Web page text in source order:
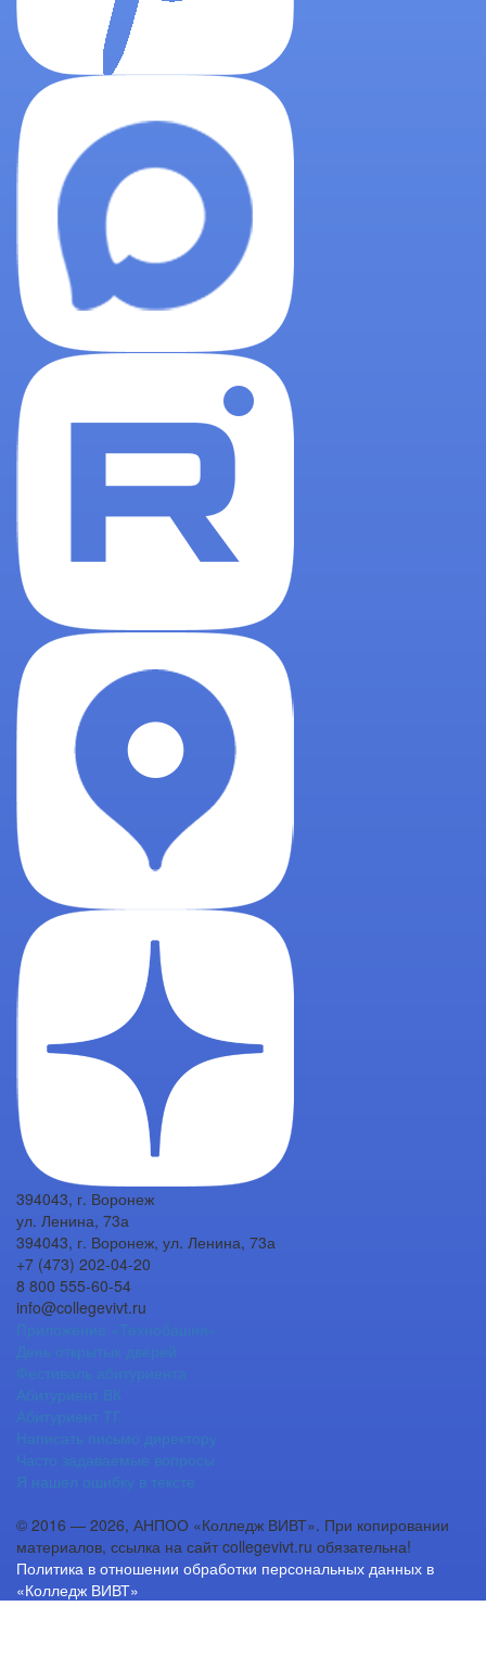
394043, г. Воронеж
ул. Ленина, 73а
394043, г. Воронеж, ул. Ленина, 73а
+7 (473) 202-04-20
8 800 555-60-54
info@collegevivt.ru
Приложение «Технобашня»
День открытых дверей
Фестиваль абитуриента
Абитуриент ВК
Абитуриент ТГ
Написать письмо директору
Часто задаваемые вопросы
Я нашел ошибку в тексте
© 2016 — 2026, АНПОО «Колледж ВИВТ». При копировании
материалов, ссылка на сайт collegevivt.ru обязательна!
Политика в отношении обработки персональных данных в
«Колледж ВИВТ»